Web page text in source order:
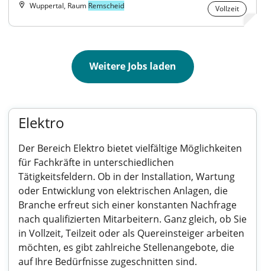
Wuppertal, Raum Remscheid Vollzeit
Weitere Jobs laden
Elektro
Der Bereich Elektro bietet vielfältige Möglichkeiten
für Fachkräfte in unterschiedlichen
Tätigkeitsfeldern. Ob in der Installation, Wartung
oder Entwicklung von elektrischen Anlagen, die
Branche erfreut sich einer konstanten Nachfrage
nach qualifizierten Mitarbeitern. Ganz gleich, ob Sie
in Vollzeit, Teilzeit oder als Quereinsteiger arbeiten
möchten, es gibt zahlreiche Stellenangebote, die
auf Ihre Bedürfnisse zugeschnitten sind.